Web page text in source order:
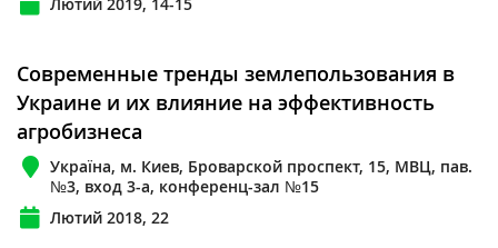
Современные тренды землепользования в
Украине и их влияние на эффективность
агробизнеса
Україна, м. Киев, Броварской проспект, 15, МВЦ, пав.
№3, вход 3-а, конференц-зал №15
Лютий 2018, 22